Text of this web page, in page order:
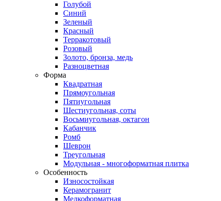
Голубой
Синий
Зеленый
Красный
Терракотовый
Розовый
Золото, бронза, медь
Разноцветная
Форма
Квадратная
Прямоугольная
Пятиугольная
Шестиугольная, соты
Восьмиугольная, октагон
Кабанчик
Ромб
Шеврон
Треугольная
Модульная - многоформатная плитка
Особенность
Износостойкая
Керамогранит
Мелкоформатная